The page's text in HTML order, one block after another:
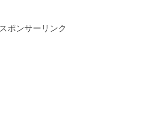
スポンサーリンク